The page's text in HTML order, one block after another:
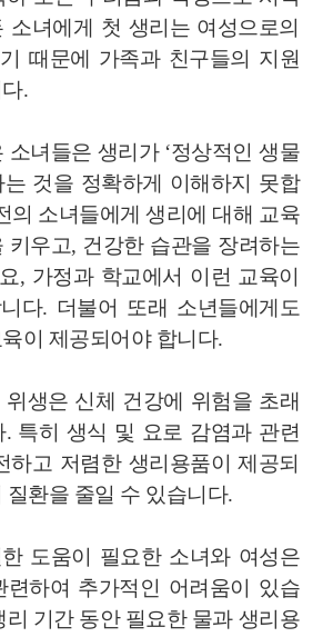
소녀에게 첫 생리는 여성으로의
때문에 가족과 친구들의 지원
.
소녀들은 생리가 ‘정상적인 생물
는 것을 정확하게 이해하지 못합
의 소녀들에게 생리에 대해 교육
키우고, 건강한 습관을 장려하는
, 가정과 학교에서 이런 교육이
다. 더불어 또래 소년들에게도
이 제공되어야 합니다.
생은 신체 건강에 위험을 초래
특히 생식 및 요로 감염과 관련
하고 저렴한 생리용품이 제공되
질환을 줄일 수 있습니다.
도움이 필요한 소녀와 여성은
련하여 추가적인 어려움이 있습
리 기간 동안 필요한 물과 생리용